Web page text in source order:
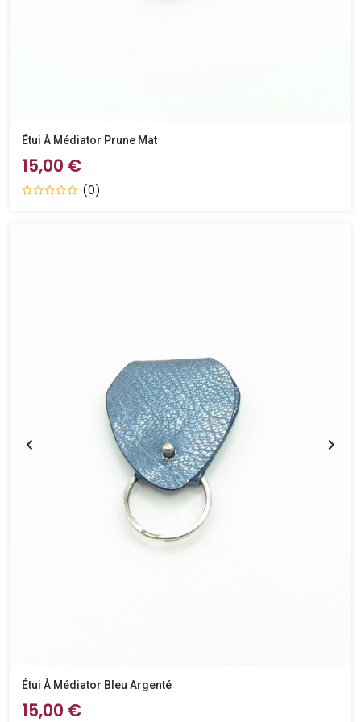
Étui À Médiator Prune Mat
15,00 €
(0)
Étui À Médiator Bleu Argenté
15,00 €